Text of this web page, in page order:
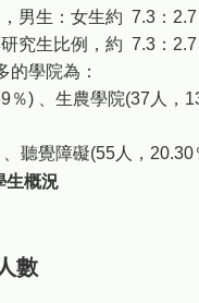
男生：女生約 7.3：2.7
究生比例，約 7.3：2.7
的學院為：
％) 、生農學院(37人，
聽覺障礙(55人，
數